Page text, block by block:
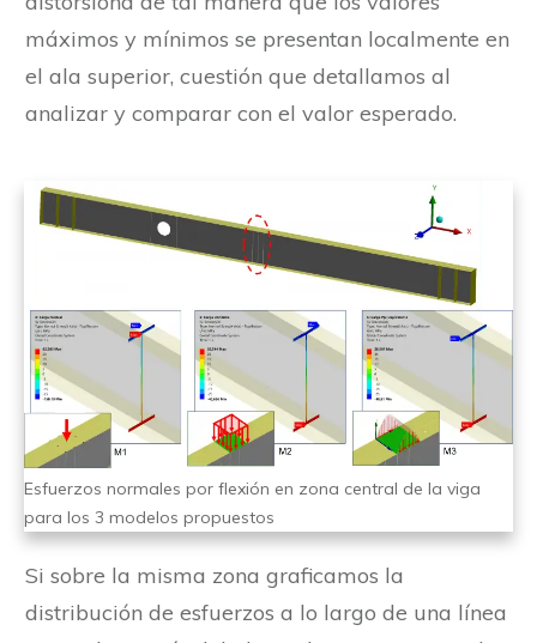
máximos y mínimos se presentan localmente en
el ala superior, cuestión que detallamos al
analizar y comparar con el valor esperado.
Esfuerzos normales por flexión en zona central de la viga
para los 3 modelos propuestos
Si sobre la misma zona graficamos la
distribución de esfuerzos a lo largo de una línea